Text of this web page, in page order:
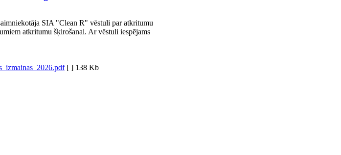
SIA "Clean R" vēstuli par atkritumu
atkritumu šķirošanai. Ar vēstuli iespējams
[ ] 138 Kb